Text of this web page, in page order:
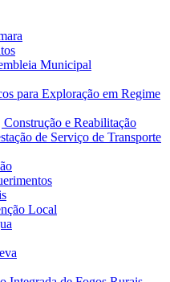
Municipal
para Exploração em Regime
Construção e Reabilitação
de Serviço de Transporte
Local